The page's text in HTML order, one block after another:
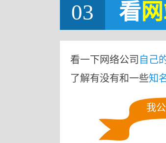
03 看
看一下网络公司 自己
了解有没有和一些知
我